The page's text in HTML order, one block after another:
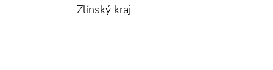
Zlínský kraj